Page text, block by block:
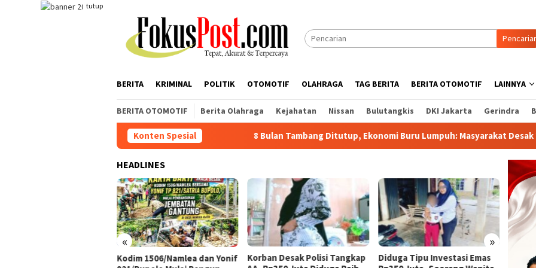
tutup
BERITA KRIMINAL POLITIK OTOMOTIF OLAHRAGA TAG BERITA BERITA OTOMOTIF LAINNYA
BERITA OTOMOTIF Berita Olahraga Kejahatan Nissan Bulutangkis DKI Jakarta Gerindra
Konten Spesial8 Bulan Tambang Ditutup, Ekonomi Buru Lumpuh: Masyarakat Desak Tambang Rakyat
HEADLINES
« »
Kodim 1506/Namlea dan Yonif
Korban Desak Polisi Tangkap
Diduga Tipu Investasi Emas
TNI